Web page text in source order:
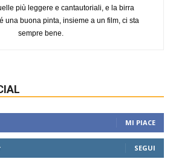
più leggere e cantautoriali, e la birra
una buona pinta, insieme a un film, ci sta
sempre bene.
MI PIACE
SEGUI